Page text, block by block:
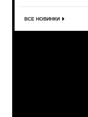
ВСЕ НОВИНКИ